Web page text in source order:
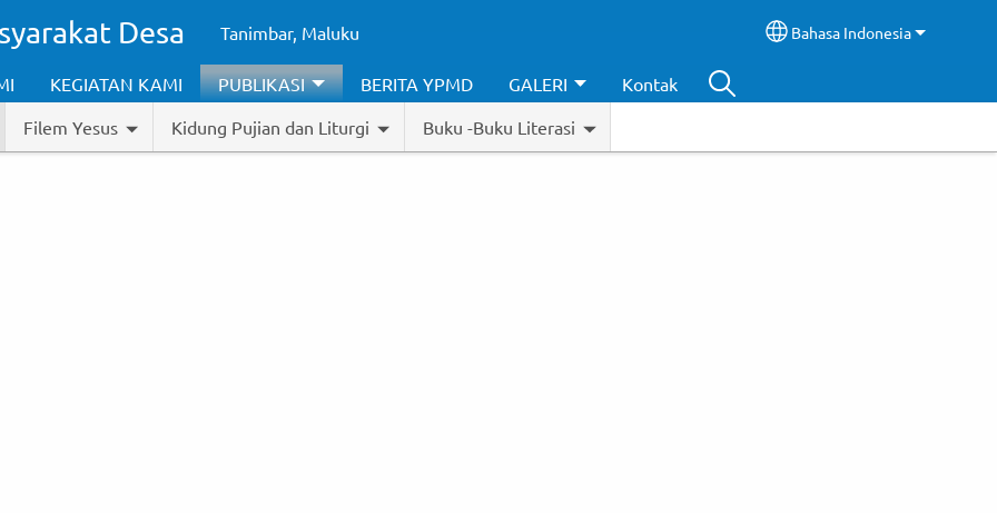
Desa Tanimbar, Maluku Select your language
Bahasa Indonesia
KEGIATAN KAMI PUBLIKASI
Filem Yesus Kidung Pujian dan Liturgi Buku -Buku Literasi
BERITA YPMD GALERI Kontak